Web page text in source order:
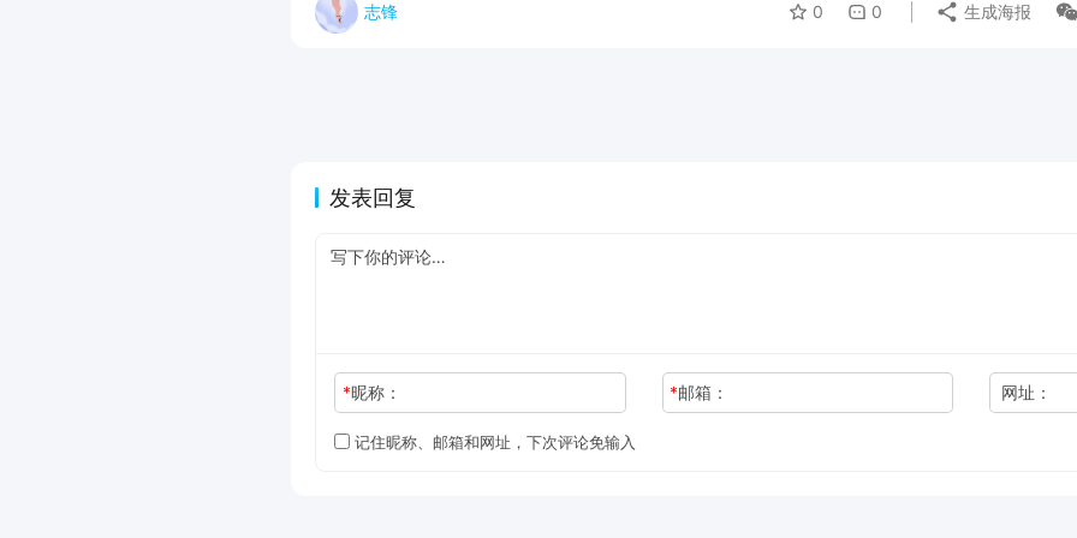
志锋 0 0 生成海报
发表回复
*昵称： *邮箱： 网址：
记住昵称、邮箱和网址，下次评论免输入